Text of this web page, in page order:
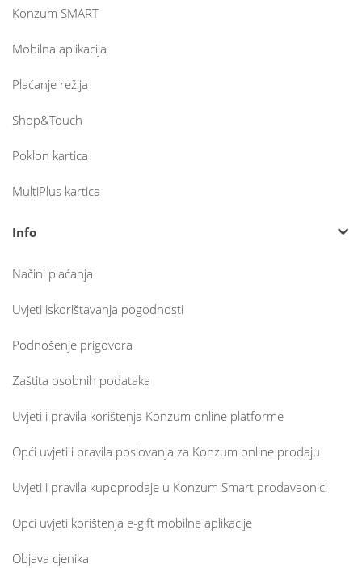
Konzum SMART
Mobilna aplikacija
Plaćanje režija
Shop&Touch
Poklon kartica
MultiPlus kartica
Info
Načini plaćanja
Uvjeti iskorištavanja pogodnosti
Podnošenje prigovora
Zaštita osobnih podataka
Uvjeti i pravila korištenja Konzum online platforme
Opći uvjeti i pravila poslovanja za Konzum online prodaju
Uvjeti i pravila kupoprodaje u Konzum Smart prodavaonici
Opći uvjeti korištenja e-gift mobilne aplikacije
Objava cjenika